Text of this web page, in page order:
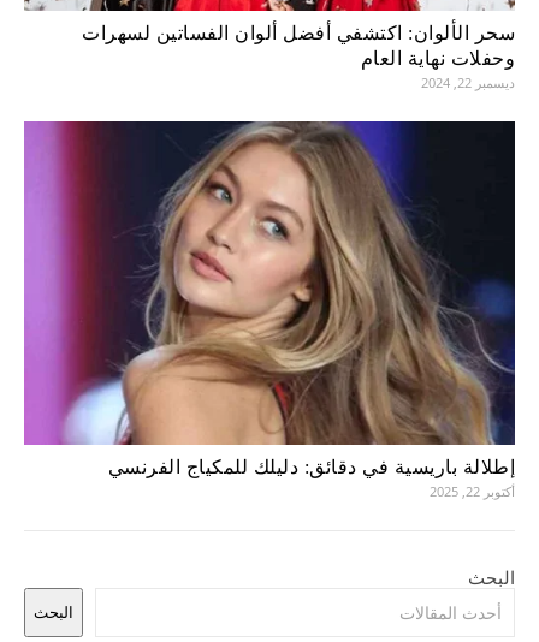
سحر الألوان: اكتشفي أفضل ألوان الفساتين لسهرات
وحفلات نهاية العام
ديسمبر 22, 2024
إطلالة باريسية في دقائق: دليلك للمكياج الفرنسي
أكتوبر 22, 2025
البحث
البحث